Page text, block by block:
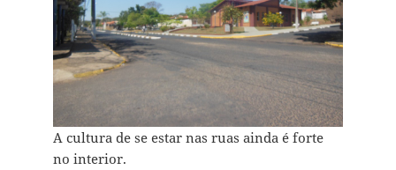
A cultura de se estar nas ruas ainda é forte
no interior.